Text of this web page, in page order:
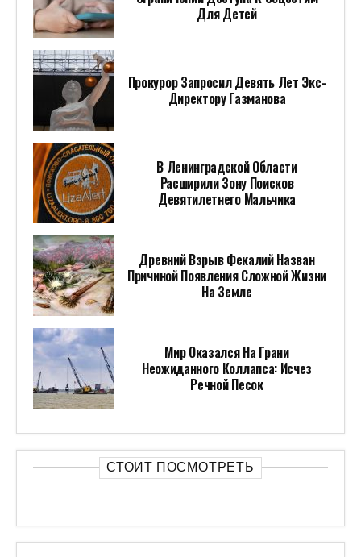
Для Детей
Прокурор Запросил Девять Лет Экс-
Директору Газманова
В Ленинградской Области
Расширили Зону Поисков
Девятилетнего Мальчика
Древний Взрыв Фекалий Назван
Причиной Появления Сложной Жизни
На Земле
Мир Оказался На Грани
Неожиданного Коллапса: Исчез
Речной Песок
СТОИТ ПОСМОТРЕТЬ